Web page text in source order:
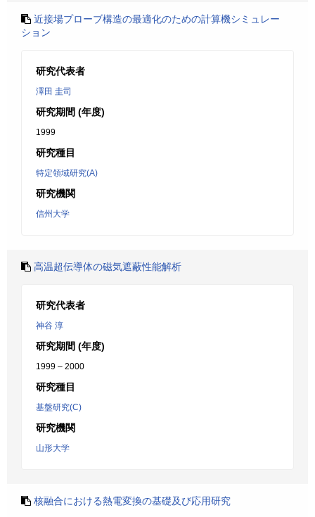
近接場プローブ構造の最適化のための計算機シミュレー
ション
研究代表者
澤田 圭司
研究期間 (年度)
1999
研究種目
特定領域研究(A)
研究機関
信州大学
高温超伝導体の磁気遮蔽性能解析
研究代表者
神谷 淳
研究期間 (年度)
1999 – 2000
研究種目
基盤研究(C)
研究機関
山形大学
核融合における熱電変換の基礎及び応用研究